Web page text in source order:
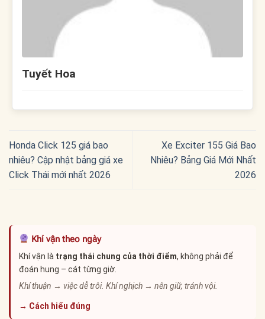
Tuyết Hoa
Honda Click 125 giá bao
nhiêu? Cập nhật bảng giá xe
Click Thái mới nhất 2026
Xe Exciter 155 Giá Bao
Nhiêu? Bảng Giá Mới Nhất
2026
Khí vận theo ngày
Khí vận là trạng thái chung của thời điểm, không phải để
đoán hung – cát từng giờ.
Khí thuận → việc dễ trôi. Khí nghịch → nên giữ, tránh vội.
→ Cách hiểu đúng